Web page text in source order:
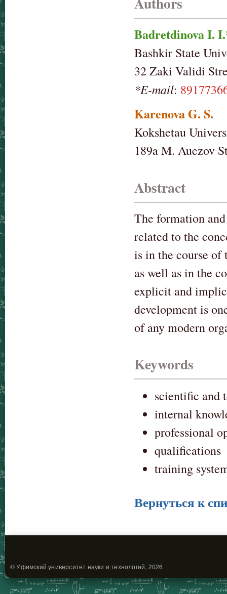
Badretdinova I.
Bashkir State
32 Zaki Validi
*E-mail:
Karenova G. S.
Kokshetau
189a M. Auezov
Abstract
The formation
related to the
is in the course of
as well as in the
explicit and
development is
of any modern
Keywords
scientific and
internal
professional
qualifications
training
Вернуться к
© Уфимский университет науки и технологий, 2026